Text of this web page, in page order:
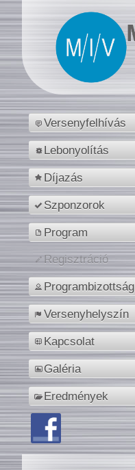
Versenyfelhívás
Lebonyolítás
Díjazás
Szponzorok
Program
Regisztráció
Programbizottság
Versenyhelyszín
Kapcsolat
Galéria
Eredmények